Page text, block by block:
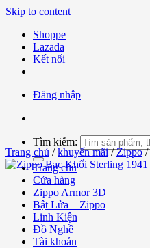
Skip to content
Shoppe
Lazada
Kết nối
Đăng nhập
Tìm kiếm:
Trang chủ
Cửa hàng
Zippo Armor 3D
Bật Lửa – Zippo
Linh Kiện
Đồ Nghề
Tài khoản
Trang chủ / khuyến mãi / Zippo /